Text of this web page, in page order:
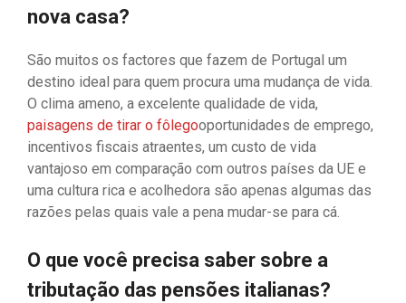
nova casa?
São muitos os factores que fazem de Portugal um
destino ideal para quem procura uma mudança de vida.
O clima ameno, a excelente qualidade de vida,
paisagens de tirar o fôlegooportunidades de emprego,
incentivos fiscais atraentes, um custo de vida
vantajoso em comparação com outros países da UE e
uma cultura rica e acolhedora são apenas algumas das
razões pelas quais vale a pena mudar-se para cá.
O que você precisa saber sobre a
tributação das pensões italianas?